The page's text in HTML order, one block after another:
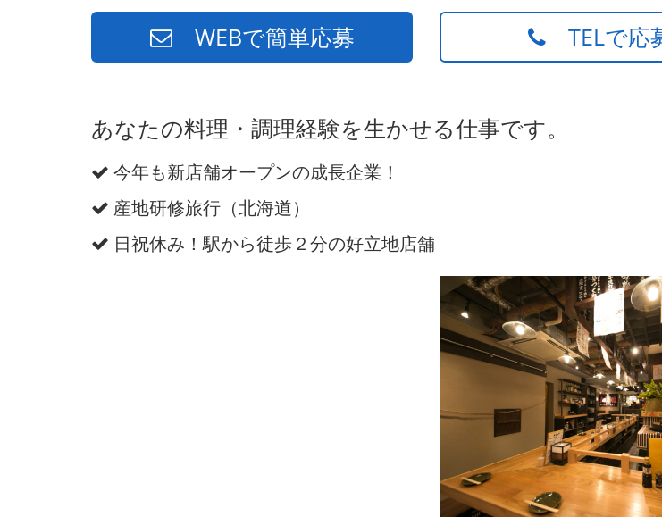
WEBで簡単応募 TELで応
あなたの料理・調理経験を生かせる仕事です。
今年も新店舗オープンの成長企業！
産地研修旅行（北海道）
日祝休み！駅から徒歩２分の好立地店舗